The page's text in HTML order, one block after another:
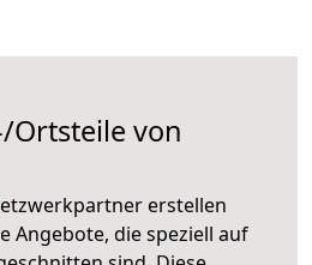
Ortsteile von
erstellen
Angebote, die speziell auf